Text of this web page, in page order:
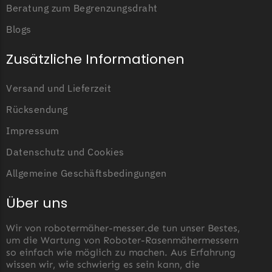
Begrenzungsdraht
Begrenzungsdraht
Begrenzungsdraht
Kress
Begrenzungsdraht
LandXcape
Beratung zum Begrenzungsdraht
Blogs
Zusätzliche Informationen
Versand und Lieferzeit
Rücksendung
Impressum
Datenschutz und Cookies
Allgemeine Geschäftsbedingungen
Über uns
Wir von robotermäher-messer.de tun unser Bestes,
um die Wartung von Roboter-Rasenmähermessern
so einfach wie möglich zu machen. Aus Erfahrung
wissen wir, wie schwierig es sein kann, die